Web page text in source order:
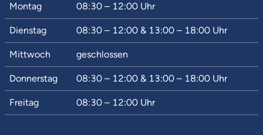
Montag 08:30 – 12:00 Uhr
Dienstag 08:30 – 12:00 & 13:00 – 18:00 Uhr
Mittwoch geschlossen
Donnerstag 08:30 – 12:00 & 13:00 – 18:00 Uhr
Freitag 08:30 – 12:00 Uhr